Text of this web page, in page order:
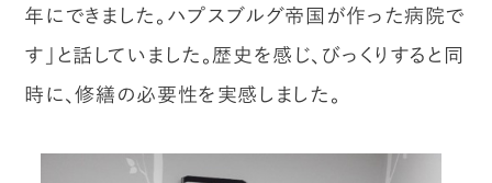
年にできました。ハプスブルグ帝国が作った病院で
す」と話していました。歴史を感じ、びっくりすると同
時に、修繕の必要性を実感しました。